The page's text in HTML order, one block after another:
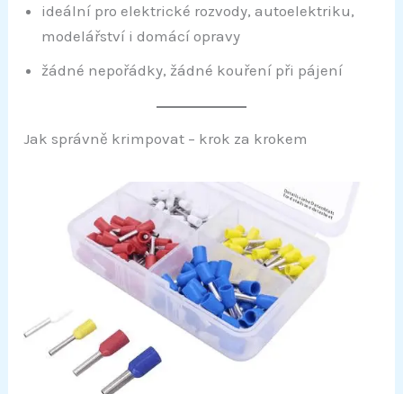
ideální pro elektrické rozvody, autoelektriku,
modelářství i domácí opravy
žádné nepořádky, žádné kouření při pájení
Jak správně krimpovat – krok za krokem